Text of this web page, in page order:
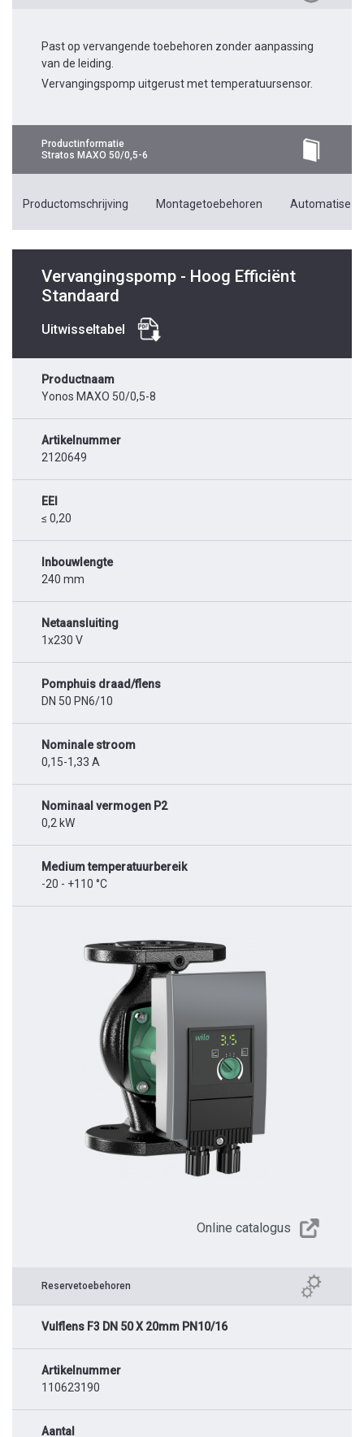
Past op vervangende toebehoren zonder aanpassing
van de leiding.
Vervangingspomp uitgerust met temperatuursensor.
Productinformatie
Stratos MAXO 50/0,5-6
Productomschrijving Montagetoebehoren
Vervangingspomp - Hoog Efficiënt
Standaard
Uitwisseltabel
Productnaam
Yonos MAXO 50/0,5-8
Artikelnummer
2120649
EEI
≤ 0,20
Inbouwlengte
240 mm
Netaansluiting
1x230 V
Pomphuis draad/flens
DN 50 PN6/10
Nominale stroom
0,15-1,33 A
Nominaal vermogen P2
0,2 kW
Medium temperatuurbereik
-20 - +110 °C
Online catalogus
Reservetoebehoren
Vulflens F3 DN 50 X 20mm PN10/16
Artikelnummer
110623190
Aantal